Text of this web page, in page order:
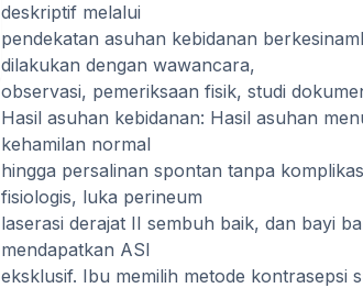
deskriptif melalui
pendekatan asuhan kebidanan
dilakukan dengan wawancara,
observasi, pemeriksaan fisik, studi
Hasil asuhan kebidanan: Hasil asuhan
kehamilan normal
hingga persalinan spontan tanpa
fisiologis, luka perineum
laserasi derajat II sembuh baik, dan bayi
mendapatkan ASI
eksklusif. Ibu memilih metode kontrasepsi